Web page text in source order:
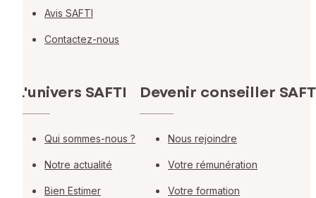
Avis SAFTI
Contactez-nous
L'univers SAFTI
Qui sommes-nous ?
Notre actualité
Bien Estimer
Devenir conseiller
Nous rejoindre
Votre rémunération
Votre formation